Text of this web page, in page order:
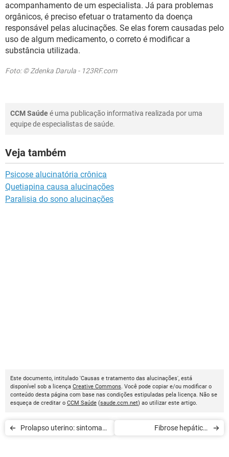
acompanhamento de um especialista. Já para problemas
orgânicos, é preciso efetuar o tratamento da doença
responsável pelas alucinações. Se elas forem causadas pelo
uso de algum medicamento, o correto é modificar a
substância utilizada.
Foto: © Zdenka Darula - 123RF.com
CCM Saúdeé uma publicação informativa realizada por uma
equipe de especialistas de saúde.
Veja também
Psicose alucinatória crônica
Quetiapina causa alucinações
Paralisia do sono alucinações
Este documento, intitulado 'Causas e tratamento das alucinações', está
disponível sob a licença Creative Commons. Você pode copiar e/ou modificar o
conteúdo desta página com base nas condições estipuladas pela licença. Não se
esqueça de creditar o CCM Saúde (saude.ccm.net) ao utilizar este artigo.
Prolapso uterino: sintomas
Fibrose hepática: